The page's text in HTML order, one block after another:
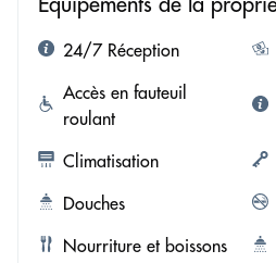
24/7 Réception
Accès en fauteuil
roulant
Climatisation
Douches
Nourriture et boissons